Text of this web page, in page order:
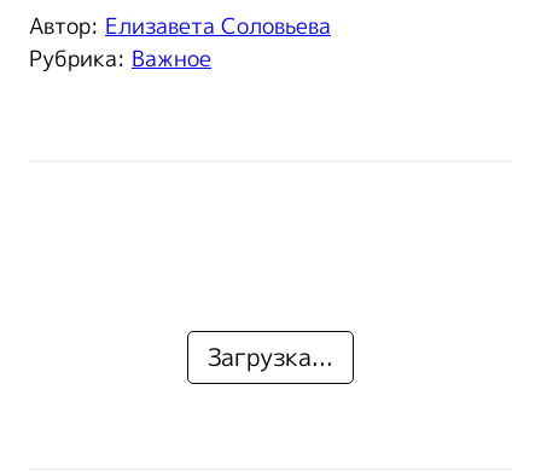
Автор: Елизавета Соловьева
Рубрика: Важное
Загрузка...